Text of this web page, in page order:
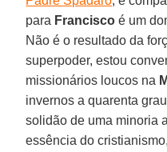
para Francisco é um
Não é o resultado da
superpoder, estou
missionários loucos na
invernos a quarenta
solidão de uma minoria
essência do